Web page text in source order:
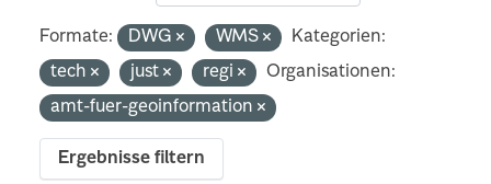
Formate: DWG WMS
Kategorien:
tech
just regi
Organisationen:
amt-fuer-geoinformation
Ergebnisse filtern